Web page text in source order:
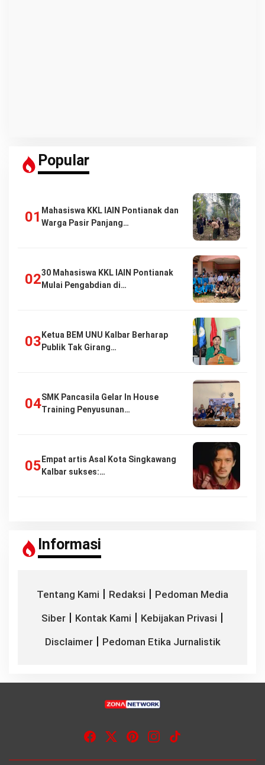
Popular
Mahasiswa KKL IAIN Pontianak dan
Warga Pasir Panjang…
30 Mahasiswa KKL IAIN Pontianak
Mulai Pengabdian di…
Ketua BEM UNU Kalbar Berharap
Publik Tak Girang…
SMK Pancasila Gelar In House
Training Penyusunan…
Empat artis Asal Kota Singkawang
Kalbar sukses:…
Informasi
Tentang Kami | Redaksi | Pedoman Media
Siber | Kontak Kami | Kebijakan Privasi |
Disclaimer| Pedoman Etika Jurnalistik